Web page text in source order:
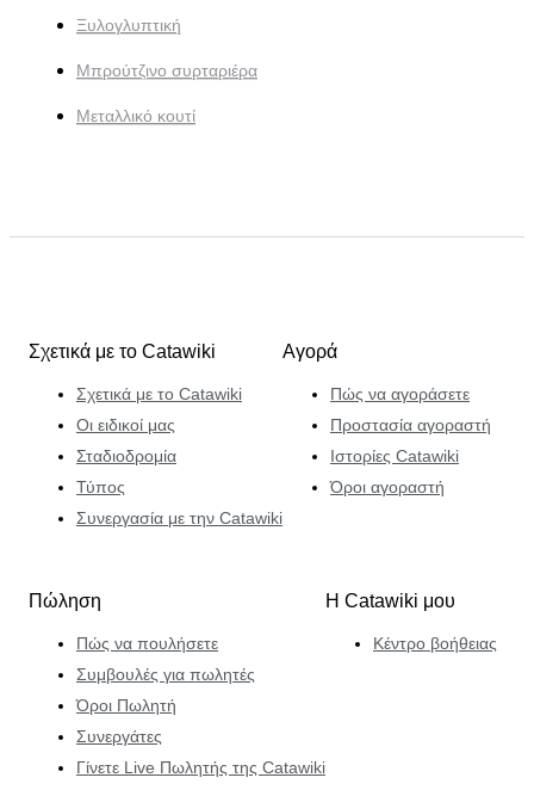
Ξυλογλυπτική
Μπρούτζινο συρταριέρα
Μεταλλικό κουτί
Σχετικά με το Catawiki
Σχετικά με το Catawiki
Οι ειδικοί μας
Σταδιοδρομία
Τύπος
Συνεργασία με την Catawiki
Αγορά
Πώς να αγοράσετε
Προστασία αγοραστή
Ιστορίες Catawiki
Όροι αγοραστή
Πώληση
Πώς να πουλήσετε
Συμβουλές για πωλητές
Όροι Πωλητή
Συνεργάτες
Γίνετε Live Πωλητής της Catawiki
Η Catawiki μου
Κέντρο βοήθειας